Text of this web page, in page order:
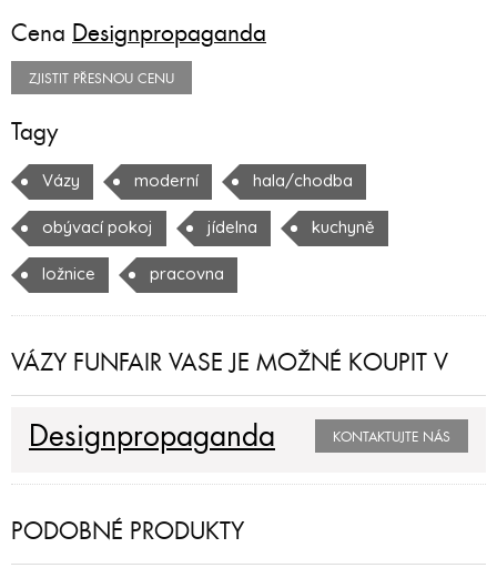
Cena Designpropaganda
ZJISTIT PŘESNOU CENU
Tagy
Vázy moderní hala/chodba
obývací pokoj jídelna kuchyně
ložnice pracovna
VÁZY FUNFAIR VASE JE MOŽNÉ KOUPIT V
Designpropaganda KONTAKTUJTE NÁS
PODOBNÉ PRODUKTY